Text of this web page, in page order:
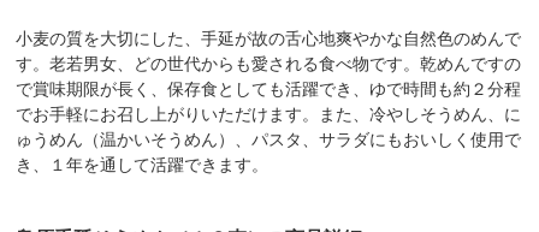
小麦の質を大切にした、手延が故の舌心地爽やかな自然色のめんで
す。老若男女、どの世代からも愛される食べ物です。乾めんですの
で賞味期限が長く、保存食としても活躍でき、ゆで時間も約２分程
でお手軽にお召し上がりいただけます。また、冷やしそうめん、に
ゅうめん（温かいそうめん）、パスタ、サラダにもおいしく使用で
き、１年を通して活躍できます。